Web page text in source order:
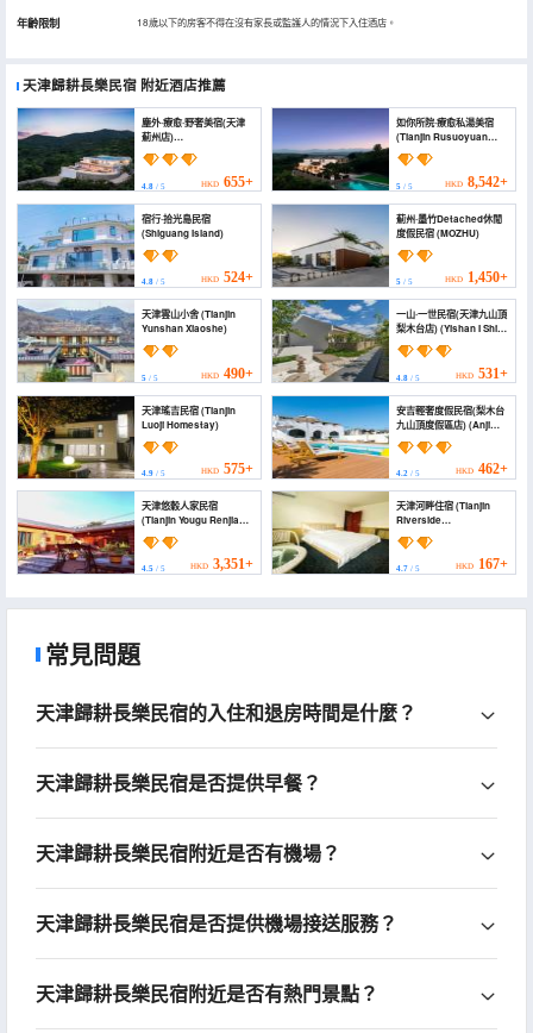
年齡限制 18歲以下的房客不得在沒有家長或監護人的情況下入住酒店。
天津歸耕長樂民宿 附近酒店推薦
塵外·療愈·野奢美宿(天津
薊州店)
(Chenwai·Private Tang
Homestay (Tianjin
Zhangzhou Branch))
4.8 / 5 HKD 655+
如你所院·療愈私湯美宿
(Tianjin Rusuoyuan
Homestay)
5/ 5 HKD 8,542+
宿行·拾光島民宿
(Shiguang Island)
4.8 / 5 HKD 524+
薊州·墨竹Detached休閒
度假民宿 (MOZHU)
5/ 5 HKD 1,450+
天津雲山小舍 (Tianjin
Yunshan Xiaoshe)
5 / 5 HKD 490+
一山·一世民宿(天津九山頂
梨木台店) (Yishan I Shi
Homestay (Jim
Paradise))
4.8/ 5 HKD 531+
天津瑤吉民宿 (Tianjin
Luoji Homestay)
4.9 / 5 HKD 575+
安吉輕奢度假民宿(梨木台
九山頂度假區店) (Anji
Light Luxury Holiday
Homestay)
4.2/ 5 HKD 462+
天津悠穀人家民宿
(Tianjin Yougu Renjia
Homestay)
4.5 / 5 HKD 3,351+
天津河畔住宿 (Tianjin
Riverside
Accommodation)
4.7/ 5 HKD 167+
常見問題
天津歸耕長樂民宿的入住和退房時間是什麼？
天津歸耕長樂民宿是否提供早餐？
天津歸耕長樂民宿附近是否有機場？
天津歸耕長樂民宿是否提供機場接送服務？
天津歸耕長樂民宿附近是否有熱門景點？